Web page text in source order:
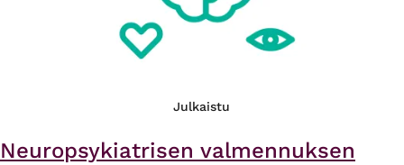
Julkaistu
Neuropsykiatrisen valmennuksen